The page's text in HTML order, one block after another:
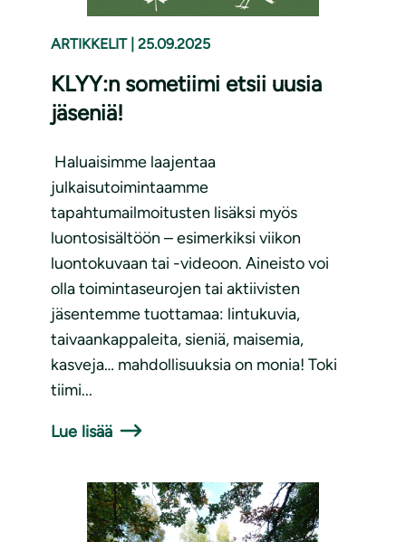
ARTIKKELIT 25.09.2025
KLYY:n sometiimi etsii uusia
jäseniä!
Haluaisimme laajentaa
julkaisutoimintaamme
tapahtumailmoitusten lisäksi myös
luontosisältöön – esimerkiksi viikon
luontokuvaan tai -videoon. Aineisto voi
olla toimintaseurojen tai aktiivisten
jäsentemme tuottamaa: lintukuvia,
taivaankappaleita, sieniä, maisemia,
kasveja… mahdollisuuksia on monia! Toki
tiimi...
Lue lisää